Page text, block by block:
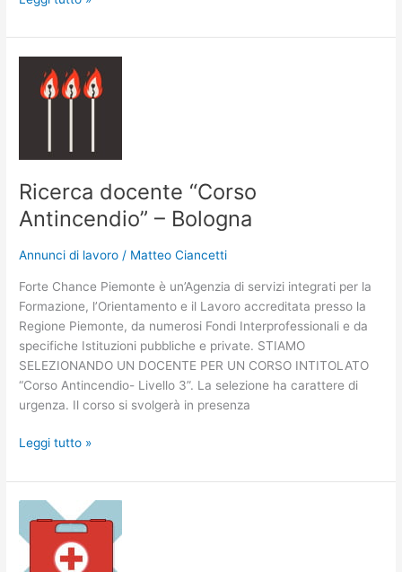
Ricerca docente “Corso
Antincendio” – Bologna
Annunci di lavoro / Matteo Ciancetti
Forte Chance Piemonte è un’Agenzia di servizi integrati per la
Formazione, l’Orientamento e il Lavoro accreditata presso la
Regione Piemonte, da numerosi Fondi Interprofessionali e da
specifiche Istituzioni pubbliche e private. STIAMO
SELEZIONANDO UN DOCENTE PER UN CORSO INTITOLATO
“Corso Antincendio- Livello 3”. La selezione ha carattere di
urgenza. Il corso si svolgerà in presenza
Ricerca
docente
Bologna
Leggi tutto »
Ricerca
docente
“Corso
Primo